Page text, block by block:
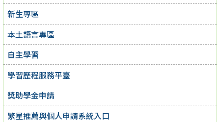
新生專區
本土語言專區
自主學習
學習歷程服務平臺
獎助學金申請
繁星推薦與個人申請系統入口